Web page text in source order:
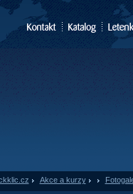
Akce a kurzy»